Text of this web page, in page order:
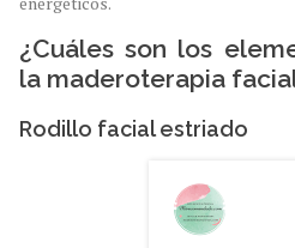
¿Cuáles son los
la maderoterapia
Rodillo facial estriado